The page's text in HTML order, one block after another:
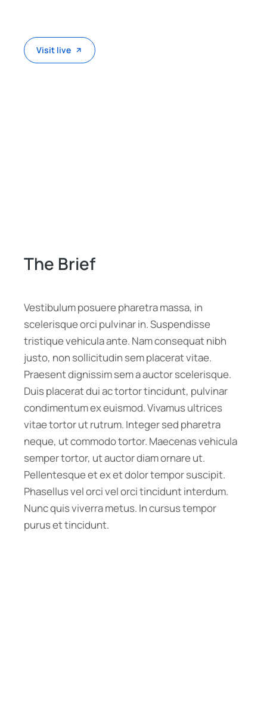
Visit live
The Brief
Vestibulum posuere pharetra massa, in
scelerisque orci pulvinar in. Suspendisse
tristique vehicula ante. Nam consequat nibh
justo, non sollicitudin sem placerat vitae.
Praesent dignissim sem a auctor scelerisque.
Duis placerat dui ac tortor tincidunt, pulvinar
condimentum ex euismod. Vivamus ultrices
vitae tortor ut rutrum. Integer sed pharetra
neque, ut commodo tortor. Maecenas vehicula
semper tortor, ut auctor diam ornare ut.
Pellentesque et ex et dolor tempor suscipit.
Phasellus vel orci vel orci tincidunt interdum.
Nunc quis viverra metus. In cursus tempor
purus et tincidunt.